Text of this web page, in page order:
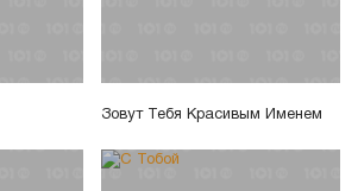
Зовут Тебя Красивым Именем